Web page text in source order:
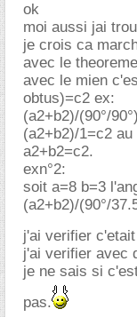
ok
moi aussi jai
je crois ca
avec le
avec le mien
obtus)=c2 ex:
(a2+b2)/(90°/
(a2+b2)/1=c2
a2+b2=c2.
exn°2:
soit a=8 b=3
(a2+b2)/(90°/
j'ai verifier
j'ai verifier avec
je ne sais si
pas.